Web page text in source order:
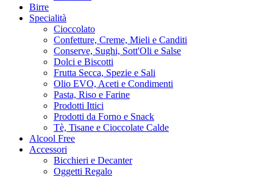
Birre
Specialità
Cioccolato
Confetture, Creme, Mieli e Canditi
Conserve, Sughi, Sott'Oli e Salse
Dolci e Biscotti
Frutta Secca, Spezie e Sali
Olio EVO, Aceti e Condimenti
Pasta, Riso e Farine
Prodotti Ittici
Prodotti da Forno e Snack
Tè, Tisane e Cioccolate Calde
Alcool Free
Accessori
Bicchieri e Decanter
Oggetti Regalo